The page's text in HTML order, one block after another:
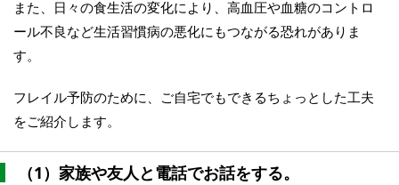
また、日々の食生活の変化により、高血圧や血糖のコントロ
ール不良など生活習慣病の悪化にもつながる恐れがありま
す。
フレイル予防のために、ご自宅でもできるちょっとした工夫
をご紹介します。
（1）家族や友人と電話でお話をする。